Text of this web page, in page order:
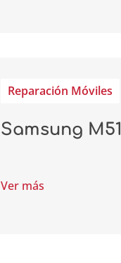
Reparación Móviles
Samsung M51
Ver más